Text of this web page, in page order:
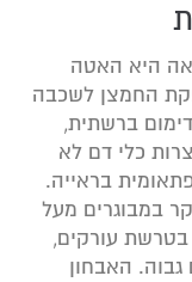
היא האטה
החמצן לשכבה
ברשתית,
כלי דם לא
בראייה.
במבוגרים מעל
בטרשת עורקים,
האבחון